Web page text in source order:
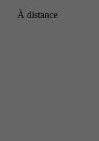
À distance